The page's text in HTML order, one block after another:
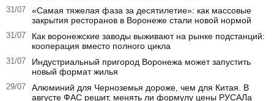
31/07
«Самая тяжелая фаза за десятилетие»: как массовые
закрытия ресторанов в Воронеже стали новой нормой
31/07
Как воронежские заводы выживают на рынке подстанций:
кооперация вместо полного цикла
31/07
Индустриальный пригород Воронежа может запустить
новый формат жилья
29/07
Алюминий для Черноземья дороже, чем для Китая. В
августе ФАС решит, менять ли формулу цены РУСАЛа